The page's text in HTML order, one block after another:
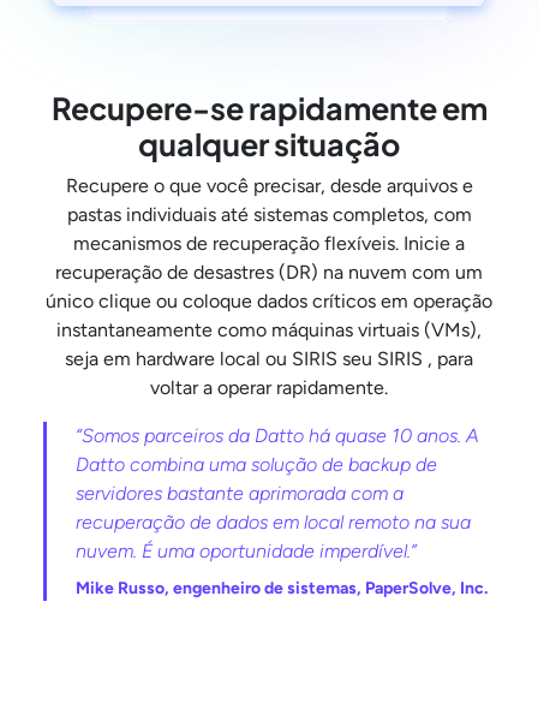
Recupere-se rapidamente em
qualquer situação
Recupere o que você precisar, desde arquivos e
pastas individuais até sistemas completos, com
mecanismos de recuperação flexíveis. Inicie a
recuperação de desastres (DR) na nuvem com um
único clique ou coloque dados críticos em operação
instantaneamente como máquinas virtuais (VMs),
seja em hardware local ou SIRIS seu SIRIS , para
voltar a operar rapidamente.
“Somos parceiros da Datto há quase 10 anos. A
Datto combina uma solução de backup de
servidores bastante aprimorada com a
recuperação de dados em local remoto na sua
nuvem. É uma oportunidade imperdível.”
Mike Russo, engenheiro de sistemas, PaperSolve, Inc.